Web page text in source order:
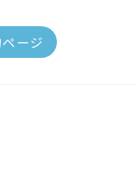
ージ